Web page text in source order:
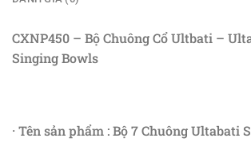
CXNP450 – Bộ Chuông Cổ Ultbati –
Singing Bowls
· Tên sản phẩm : Bộ 7 Chuông Ultabati